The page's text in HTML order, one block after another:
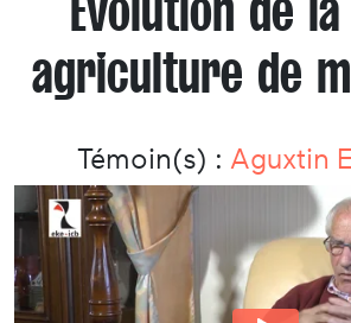
agriculture de
Témoin(s) : Aguxtin